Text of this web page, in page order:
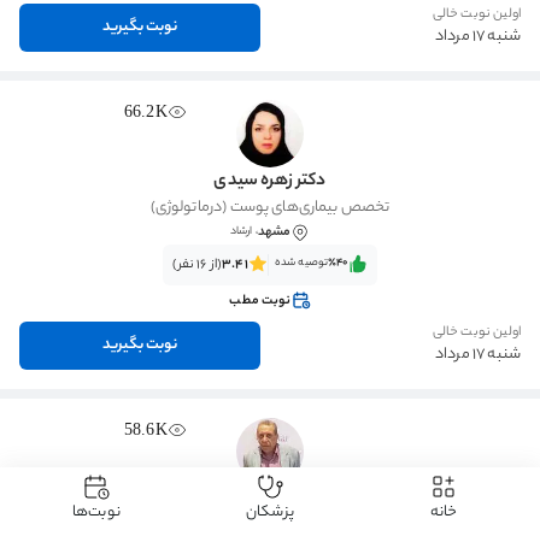
اولین نوبت خالی
شنبه 17 مرداد نوبت بگیرید
66.2K
دکتر زهره سیدی
تخصص بیماری‌های پوست (درماتولوژی)
مشهد، ارشاد
٪40‌‌‌توصیه شده 3.41(از 16 نفر)
نوبت مطب
اولین نوبت خالی
شنبه 17 مرداد نوبت بگیرید
58.6K
دکتر محمود سهرابی
تخصص بیماری‌های پوست (درماتولوژی)
خانه پزشکان نوبت‌ها